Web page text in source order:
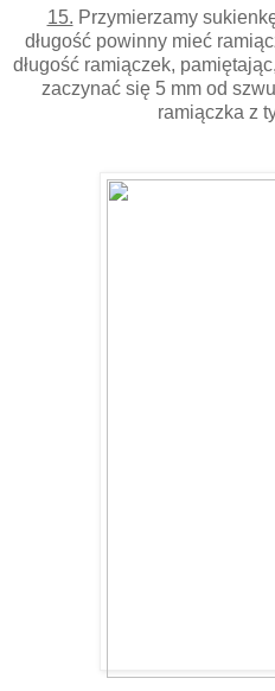
15. Przymierzamy
długość powinny mieć
długość ramiączek,
zaczynać się 5 mm od
ramiączka z